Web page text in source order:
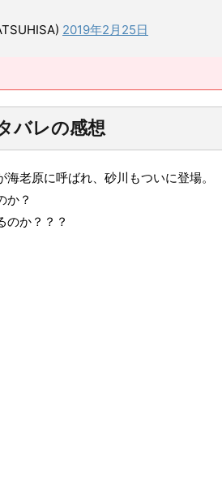
2019年2月25日
バレの感想
老原に呼ばれ、砂川もついに登場。
か？
のか？？？